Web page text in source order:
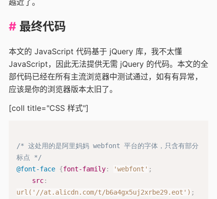
越近了。
最终代码
本文的 JavaScript 代码基于 jQuery 库，我不太懂
JavaScript，因此无法提供无需 jQuery 的代码。本文的全
部代码已经在所有主流浏览器中测试通过，如有有异常，
应该是你的浏览器版本太旧了。
[coll title="CSS 样式"]
/* 这处用的是阿里妈妈 webfont 平台的字体，只含有部分
标点 */
@font-face {font-family: 'webfont' ;
src:
url('//at.alicdn.com/t/b6a4gx5uj2xrbe29.eot') ;